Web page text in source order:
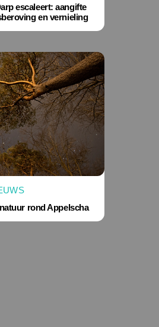
escaleert: aangifte
en vernieling
rond Appelscha